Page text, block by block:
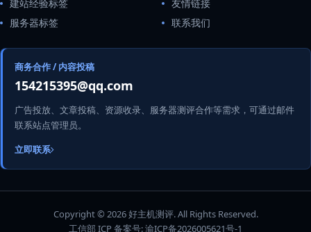
建站经验标签
服务器标签
友情链接
联系我们
商务合作 / 内容投稿
154215395@qq.com
广告投放、文章投稿、资源收录、服务器测评合作等需求，可通过邮件
联系站点管理员。
立即联系
Copyright © 2026 好主机测评. All Rights Reserved.
工信部 ICP 备案号:渝ICP备2026005621号-1